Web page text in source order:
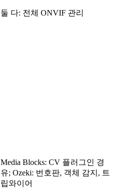
둘 다: 전체 ONVIF 관리
Media Blocks: CV 플러그인 경
유; Ozeki: 번호판, 객체 감지, 트
립와이어